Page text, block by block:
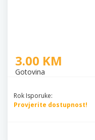
3.00 KM
Gotovina
Rok Isporuke:
Provjerite dostupnost!